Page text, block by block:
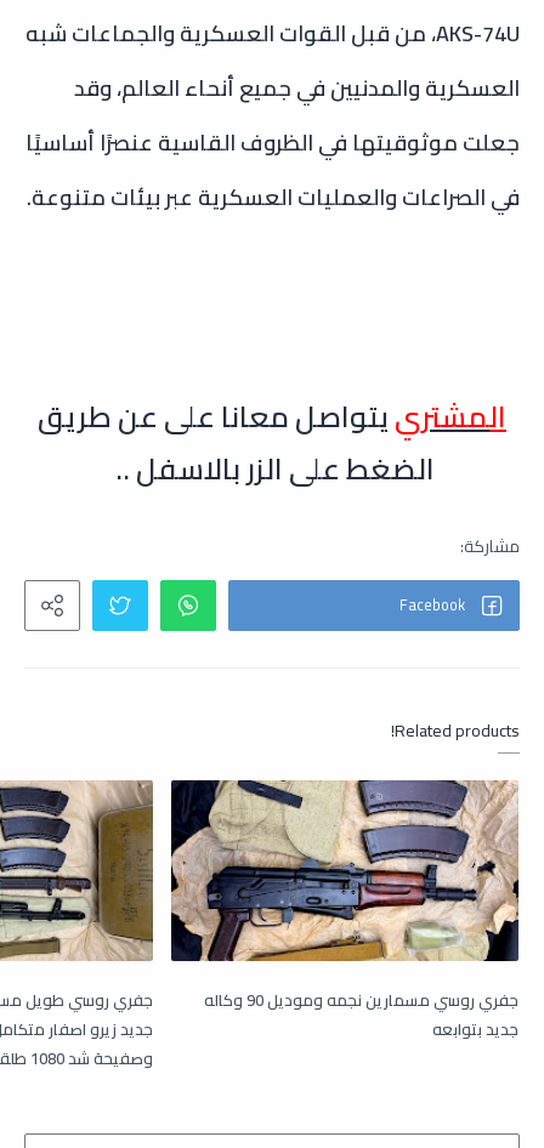
AKS-74U، من قبل القوات العسكرية والجماعات شبه
العسكرية والمدنيين في جميع أنحاء العالم، وقد
جعلت موثوقيتها في الظروف القاسية عنصرًا أساسيًا
في الصراعات والعمليات العسكرية عبر بيئات متنوعة.
المشترييتواصل معانا على عن طريق
الضغط على الزر بالاسفل ..
Related products!
جفري روسي مسمارين نجمه وموديل 90 وكاله
جديد بتوابعه
وصفيحة شد 1080 طلقة